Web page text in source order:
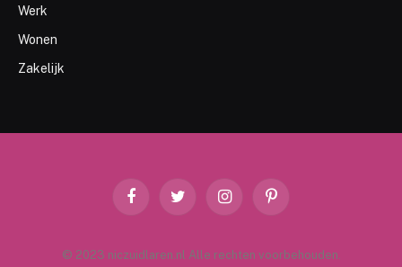
Werk
Wonen
Zakelijk
FacebookTwitter InstagramPinterest
© 2023 niczuidlaren.nl Alle rechten voorbehouden.